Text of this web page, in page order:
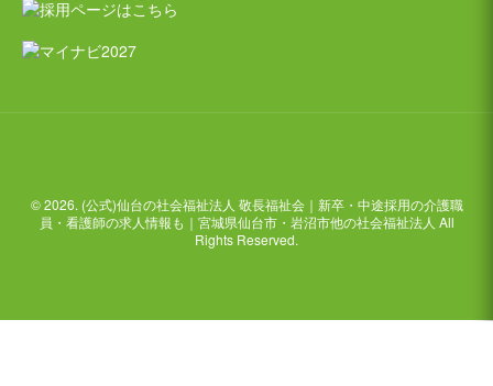
© 2026. (公式)仙台の社会福祉法人 敬長福祉会｜新卒・中途採用の介護職
員・看護師の求人情報も｜宮城県仙台市・岩沼市他の社会福祉法人 All
Rights Reserved.